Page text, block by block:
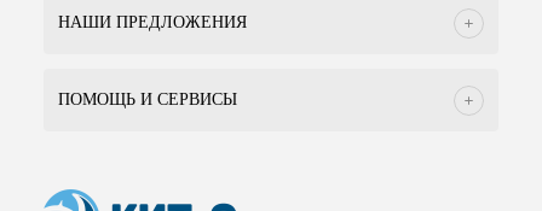
НАШИ ПРЕДЛОЖЕНИЯ
ПОМОЩЬ И СЕРВИСЫ